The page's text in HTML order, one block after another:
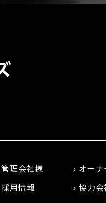
管理会社様 オー
採用情報 協力